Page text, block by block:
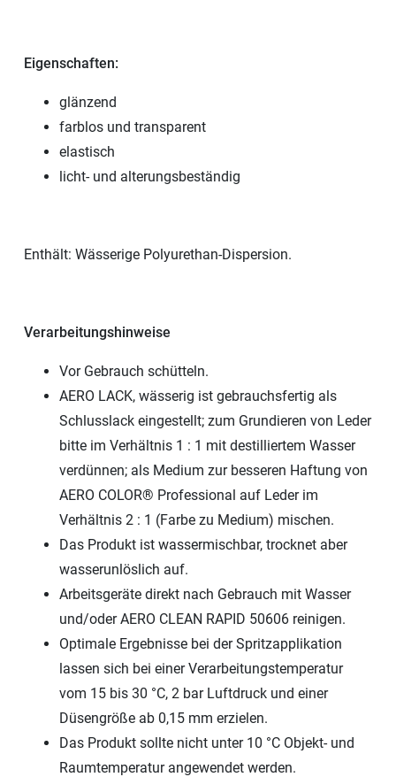
Eigenschaften:
glänzend
farblos und transparent
elastisch
licht- und alterungsbeständig
Enthält: Wässerige Polyurethan-Dispersion.
Verarbeitungshinweise
Vor Gebrauch schütteln.
AERO LACK, wässerig ist gebrauchsfertig als
Schlusslack eingestellt; zum Grundieren von Leder
bitte im Verhältnis 1 : 1 mit destilliertem Wasser
verdünnen; als Medium zur besseren Haftung von
AERO COLOR® Professional auf Leder im
Verhältnis 2 : 1 (Farbe zu Medium) mischen.
Das Produkt ist wassermischbar, trocknet aber
wasserunlöslich auf.
Arbeitsgeräte direkt nach Gebrauch mit Wasser
und/oder AERO CLEAN RAPID 50606 reinigen.
Optimale Ergebnisse bei der Spritzapplikation
lassen sich bei einer Verarbeitungstemperatur
vom 15 bis 30 °C, 2 bar Luftdruck und einer
Düsengröße ab 0,15 mm erzielen.
Das Produkt sollte nicht unter 10 °C Objekt- und
Raumtemperatur angewendet werden.